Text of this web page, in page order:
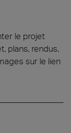
le projet
plans, rendus,
sur le lien